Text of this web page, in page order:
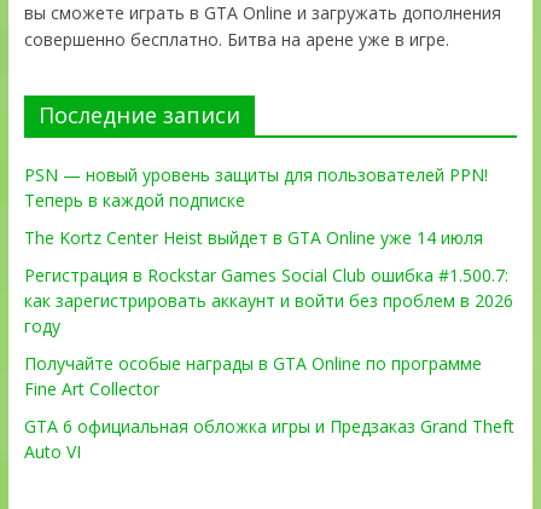
вы сможете играть в GTA Online и загружать дополнения
совершенно бесплатно. Битва на арене уже в игре.
Последние записи
PSN — новый уровень защиты для пользователей PPN!
Теперь в каждой подписке
The Kortz Center Heist выйдет в GTA Online уже 14 июля
Регистрация в Rockstar Games Social Club ошибка #1.500.7:
как зарегистрировать аккаунт и войти без проблем в 2026
году
Получайте особые награды в GTA Online по программе
Fine Art Collector
GTA 6 официальная обложка игры и Предзаказ Grand Theft
Auto VI